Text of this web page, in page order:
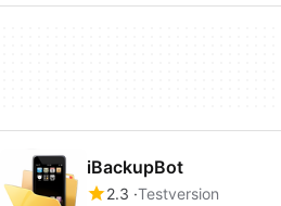
iBackupBot
2.3 Testversion